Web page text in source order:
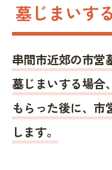
墓じまいす
串間市近郊の市営
墓じまいする場合
もらった後に、市
します。